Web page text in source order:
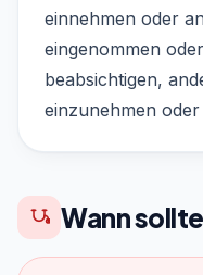
einnehmen oder
eingenommen
beabsichtigen,
einzunehmen
Wann